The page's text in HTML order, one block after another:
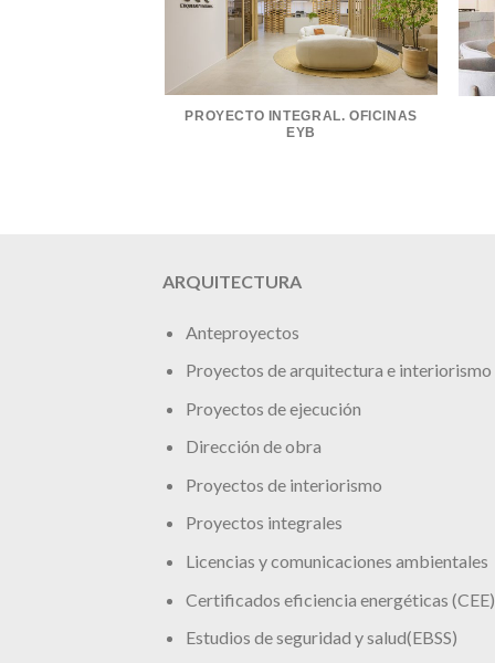
PROYECTO INTEGRAL. OFICINAS
EYB
ARQUITECTURA
Anteproyectos
Proyectos de arquitectura e interiorismo
Proyectos de ejecución
Dirección de obra
Proyectos de interiorismo
Proyectos integrales
Licencias y comunicaciones ambientales
Certificados eficiencia energéticas (CEE)
Estudios de seguridad y salud(EBSS)